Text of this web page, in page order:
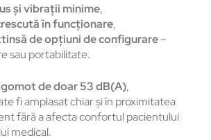
și vibrații minime,
în funcționare,
de opțiuni de configurare–
sau portabilitate.
de doar 53 dB(A),
fi amplasat chiar și în proximitatea
fără a afecta confortul pacientului
medical.